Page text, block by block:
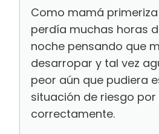
Como mamá primeriza
perdía muchas horas
noche pensando que
desarropar y tal vez
peor aún que pudiera
situación de riesgo
correctamente.